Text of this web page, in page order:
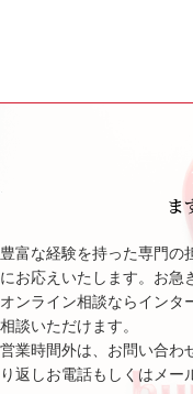
ま
豊富な経験を持った専門の
にお応えいたします。お急
オンライン相談ならインタ
相談いただけます。
営業時間外は、お問い合わ
り返しお電話もしくはメー